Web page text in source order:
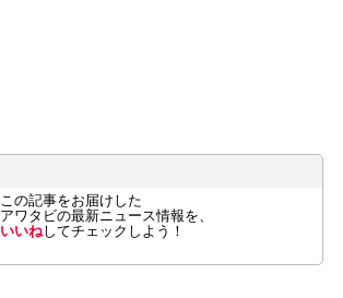
この記事をお届けした
アワタビの最新ニュース情報を、
いいねしてチェックしよう！